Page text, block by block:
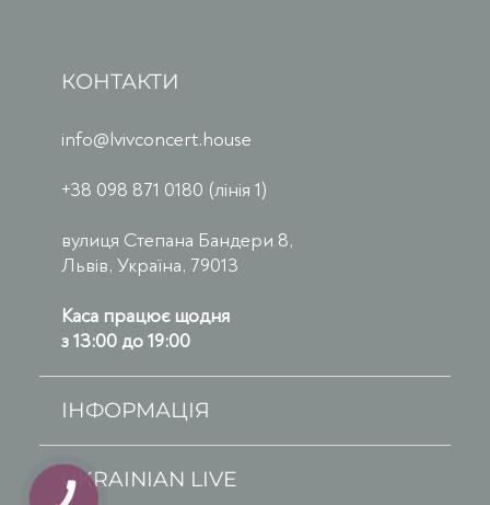
КОНТАКТИ
info@lvivconcert.house
+38 098 871 0180 (лінія 1)
вулиця Степана Бандери 8,
Львів, Україна, 79013
Каса працює щодня
з 13:00 до 19:00
ІНФОРМАЦІЯ
UKRAINIAN LIVE
КНОПКА
ЗВ'ЯЗКУ